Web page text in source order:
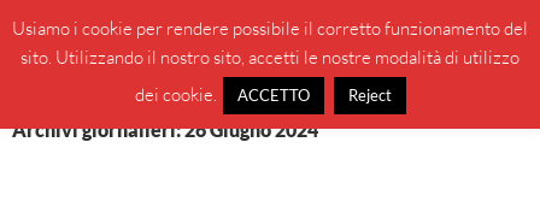
contenuto
BeppeBlog
MENU
Archivi giornalieri: 26 Giugno 2024
Usiamo i cookie per rendere possibile il corretto funzionamento del
sito. Utilizzando il nostro sito, accetti le nostre modalità di utilizzo
dei cookie.
ACCETTO Reject